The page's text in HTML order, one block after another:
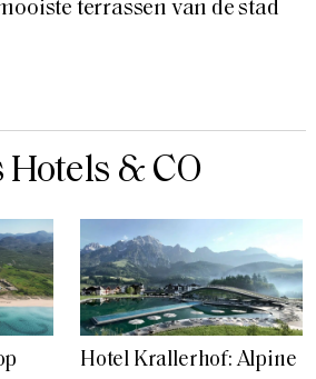
terrassen van de stad
Hotels & CO
Hotel Krallerhof: Alpine